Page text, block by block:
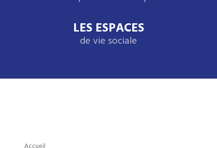
LES ESPACES
de vie sociale